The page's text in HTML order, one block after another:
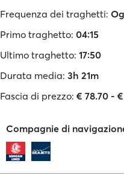
Frequenza dei traghetti:
Primo traghetto: 04:15
Ultimo traghetto: 17:50
Durata media: 3h 21m
Fascia di prezzo: € 78.70 -
Compagnie di